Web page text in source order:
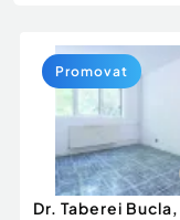
Animale de
Afaceri și
Inchiriere Bunuri
Piese auto si
Dacia Duster
Dr. Taberei Bucla,
Promovat